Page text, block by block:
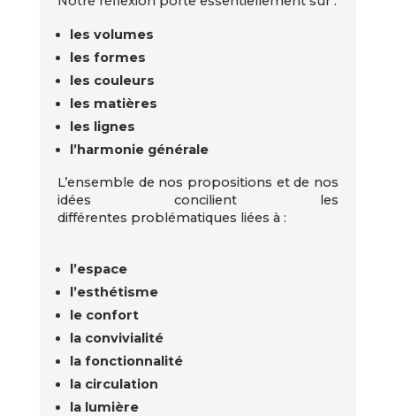
les volumes
les formes
les couleurs
les matières
les lignes
l’harmonie générale
L’ensemble de nos propositions et de nos
idées concilient les
différentes problématiques liées à :
l’espace
l’esthétisme
le confort
la convivialité
la fonctionnalité
la circulation
la lumière